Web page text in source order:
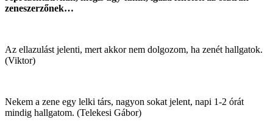
zeneszerzőnek…
Az ellazulást jelenti, mert akkor nem dolgozom, ha zenét hallgatok.
(Viktor)
Nekem a zene egy lelki társ, nagyon sokat jelent, napi 1-2 órát
mindig hallgatom. (Telekesi Gábor)